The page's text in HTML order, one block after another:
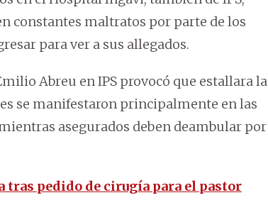
constantes maltratos por parte de los
para ver a sus allegados.
Abreu en IPS provocó que estallara la
se manifestaron principalmente en las
asegurados deben deambular por
pedido de cirugía para el pastor